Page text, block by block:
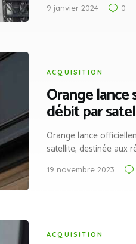
9 janvier 2024 0
ACQUISITION
Orange
débit par
Orange lance
satellite, destinée aux
19 novembre 2023
ACQUISITION